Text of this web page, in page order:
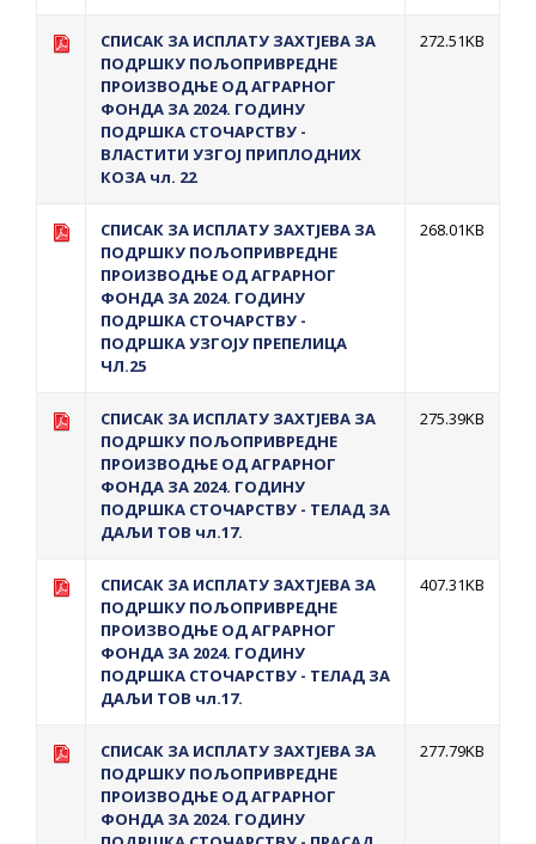
СПИСАК ЗА ИСПЛАТУ ЗАХТЈЕВА ЗА
ПОДРШКУ ПОЉОПРИВРЕДНЕ
ПРОИЗВОДЊЕ ОД АГРАРНОГ
ФОНДА ЗА 2024. ГОДИНУ
ПОДРШКА СТОЧАРСТВУ -
ВЛАСТИТИ УЗГОЈ ПРИПЛОДНИХ
КОЗА чл. 22
272.51KB
СПИСАК ЗА ИСПЛАТУ ЗАХТЈЕВА ЗА
ПОДРШКУ ПОЉОПРИВРЕДНЕ
ПРОИЗВОДЊЕ ОД АГРАРНОГ
ФОНДА ЗА 2024. ГОДИНУ
ПОДРШКА СТОЧАРСТВУ -
ПОДРШКА УЗГОЈУ ПРЕПЕЛИЦА
ЧЛ.25
268.01KB
СПИСАК ЗА ИСПЛАТУ ЗАХТЈЕВА ЗА
ПОДРШКУ ПОЉОПРИВРЕДНЕ
ПРОИЗВОДЊЕ ОД АГРАРНОГ
ФОНДА ЗА 2024. ГОДИНУ
ПОДРШКА СТОЧАРСТВУ - ТЕЛАД ЗА
ДАЉИ ТОВ чл.17.
275.39KB
СПИСАК ЗА ИСПЛАТУ ЗАХТЈЕВА ЗА
ПОДРШКУ ПОЉОПРИВРЕДНЕ
ПРОИЗВОДЊЕ ОД АГРАРНОГ
ФОНДА ЗА 2024. ГОДИНУ
ПОДРШКА СТОЧАРСТВУ - ТЕЛАД ЗА
ДАЉИ ТОВ чл.17.
407.31KB
СПИСАК ЗА ИСПЛАТУ ЗАХТЈЕВА ЗА
ПОДРШКУ ПОЉОПРИВРЕДНЕ
ПРОИЗВОДЊЕ ОД АГРАРНОГ
ФОНДА ЗА 2024. ГОДИНУ
277.79KB